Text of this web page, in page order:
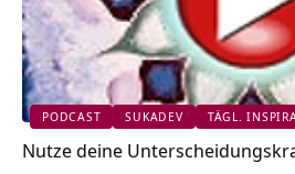
PODCAST SUKADEV TÄGL.
Nutze deine